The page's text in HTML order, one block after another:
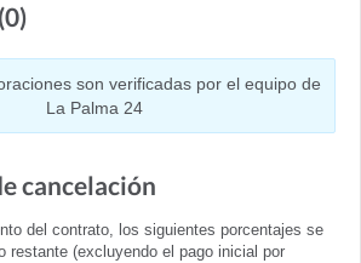
son verificadas por el equipo de
La Palma 24
cancelación
del contrato, los siguientes porcentajes se
restante (excluyendo el pago inicial por